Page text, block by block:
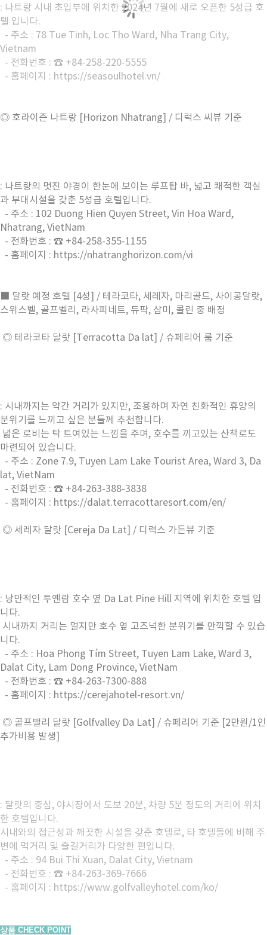
: 나트랑 시내 초입부에 위치한 2024년 7월에 새로 오픈한 5성급 호
텔 입니다.
- 주소 : 78 Tue Tinh, Loc Tho Ward, Nha Trang City,
Vietnam
- 전화번호 : ☎ +84-258-220-5555
- 홈페이지 : https://seasoulhotel.vn/
◎ 호라이즌 나트랑 [Horizon Nhatrang] / 디럭스 씨뷰 기준
: 나트랑의 멋진 야경이 한눈에 보이는 루프탑 바, 넓고 쾌적한 객실
과 부대시설을 갖춘 5성급 호텔입니다.
- 주소 : 102 Duong Hien Quyen Street, Vin Hoa Ward,
Nhatrang, VietNam
- 전화번호 : ☎ +84-258-355-1155
- 홈페이지 : https://nhatranghorizon.com/vi
■ 달랏 예정 호텔 [4성] / 테라코타, 세레자, 마리골드, 사이공달랏,
스위스벨, 골프벨리, 라사피네트, 듀팍, 삼미, 콜린 중 배정
◎ 테라코타 달랏 [Terracotta Da lat] / 슈페리어 룸 기준
: 시내까지는 약간 거리가 있지만, 조용하며 자연 친화적인 휴양의
분위기를 느끼고 싶은 분들께 추천합니다.
넓은 로비는 탁 트여있는 느낌을 주며, 호수를 끼고있는 산책로도
마련되어 있습니다.
- 주소 : Zone 7.9, Tuyen Lam Lake Tourist Area, Ward 3, Da
lat, VietNam
- 전화번호 : ☎ +84-263-388-3838
- 홈페이지 : https://dalat.terracottaresort.com/en/
◎ 세레자 달랏 [Cereja Da Lat] / 디럭스 가든뷰 기준
: 낭만적인 투옌람 호수 옆 Da Lat Pine Hill 지역에 위치한 호텔 입
니다.
시내까지 거리는 멀지만 호수 옆 고즈넉한 분위기를 만끽할 수 있습
니다.
- 주소 : Hoa Phong Tím Street, Tuyen Lam Lake, Ward 3,
Dalat City, Lam Dong Province, VietNam
- 전화번호 : ☎ +84-263-7300-888
- 홈페이지 : https://cerejahotel-resort.vn/
◎ 골프밸리 달랏 [Golfvalley Da Lat] / 슈페리어 기준 [2만원/1인
추가비용 발생]
: 달랏의 중심, 야시장에서 도보 20분, 차량 5분 정도의 거리에 위치
한 호텔입니다.
시내와의 접근성과 깨끗한 시설을 갖춘 호텔로, 타 호텔들에 비해 주
변에 먹거리 및 즐길거리가 다양한 편입니다.
- 주소 : 94 Bui Thi Xuan, Dalat City, Vietnam
- 전화번호 : ☎ +84-263-369-7666
- 홈페이지 : https://www.golfvalleyhotel.com/ko/
상품 CHECK POINT